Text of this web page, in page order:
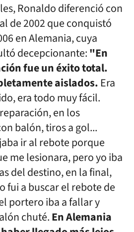
Ronaldo diferenció con
de 2002 que conquistó
en Alemania, cuya
decepcionante:"En
fue un éxito total.
aislados. Era
era todo muy fácil.
en los
balón, tiros a gol...
ir al rebote porque
me lesionara, pero yo iba
del destino, en la final,
fui a buscar el rebote de
portero iba a fallar y
chuté.En Alemania